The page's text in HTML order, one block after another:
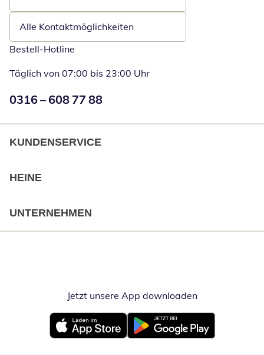
Alle Kontaktmöglichkeiten
Bestell-Hotline
Täglich von 07:00 bis 23:00 Uhr
Numéro de téléphone:
0316 – 608 77 88
KUNDENSERVICE
HEINE
UNTERNEHMEN
Jetzt unsere App downloadenÖffnet in
Öffnet in neuem FensterÖffnet in neuem Fenster